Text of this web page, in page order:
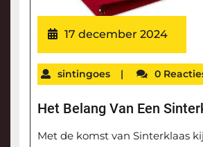
17 december 2024
sintingoes | 0
Het Belang Van Een
Met de komst van Sinterklaas